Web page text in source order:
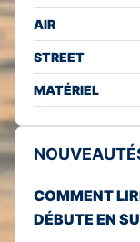
AIR
STREET
MATÉRIEL
COMMENT
DÉBUTE EN